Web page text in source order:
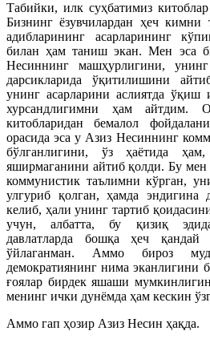
Табийки, илк суҳбатимиз
Бизнинг ёзувчилардан ҳеч кимни
адибларининг асарларининг
билан ҳам таниш экан. Мен эса
Несиннинг машҳурлигини,
дарсикларида ўқитилишини
унинг асарларини аслиятда ўқиш
хурсандлигимни ҳам айтдим.
китобларидан бемалол
орасида эса у Азиз Несиннинг
бўлганлигини, ўз ҳаётида
яширмаганини айтиб қолди. Бу мен
коммунистик таълимни кўрган,
улгуриб қолган, ҳамда эндигина
келиб, ҳали унинг тартиб
учун, албатта, бу қизиқ
давлатларда бошқа ҳеч
ўйлаганман. Аммо бироз
демократиянинг нима эканлигини
ғоялар бирдек яшаши
менинг ички дунёмда ҳам кескин
Аммо гап ҳозир Азиз Несин ҳақда.